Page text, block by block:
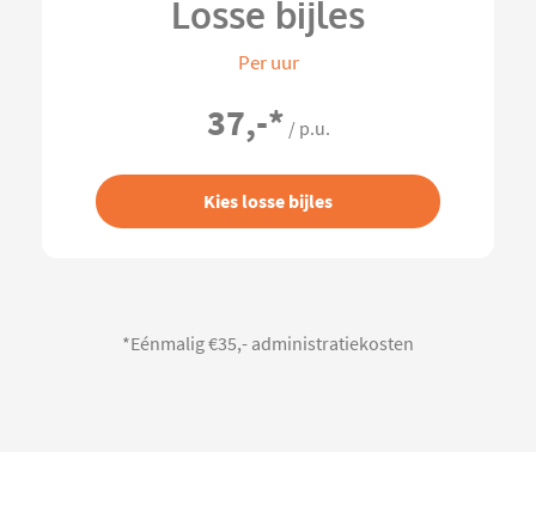
Losse bijles
Per uur
37,-* / p.u.
Kies losse bijles
*Eénmalig €35,- administratiekosten